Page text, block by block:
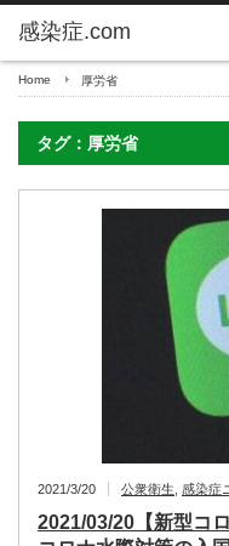
Home 厚労省
タグ：厚労省
2021/3/20 公衆衛生 感染症
2021/03/20【新型コ